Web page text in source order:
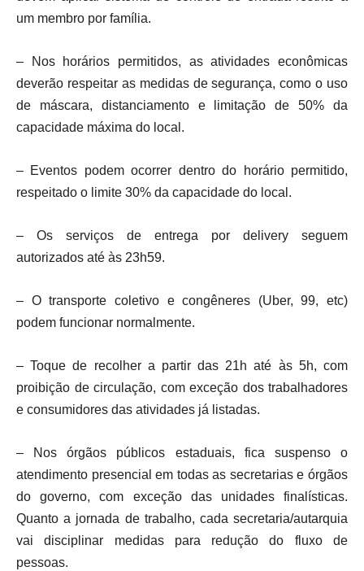
um membro por família.
– Nos horários permitidos, as atividades econômicas
deverão respeitar as medidas de segurança, como o uso
de máscara, distanciamento e limitação de 50% da
capacidade máxima do local.
– Eventos podem ocorrer dentro do horário permitido,
respeitado o limite 30% da capacidade do local.
– Os serviços de entrega por delivery seguem
autorizados até às 23h59.
– O transporte coletivo e congêneres (Uber, 99, etc)
podem funcionar normalmente.
– Toque de recolher a partir das 21h até às 5h, com
proibição de circulação, com exceção dos trabalhadores
e consumidores das atividades já listadas.
– Nos órgãos públicos estaduais, fica suspenso o
atendimento presencial em todas as secretarias e órgãos
do governo, com exceção das unidades finalísticas.
Quanto a jornada de trabalho, cada secretaria/autarquia
vai disciplinar medidas para redução do fluxo de
pessoas.